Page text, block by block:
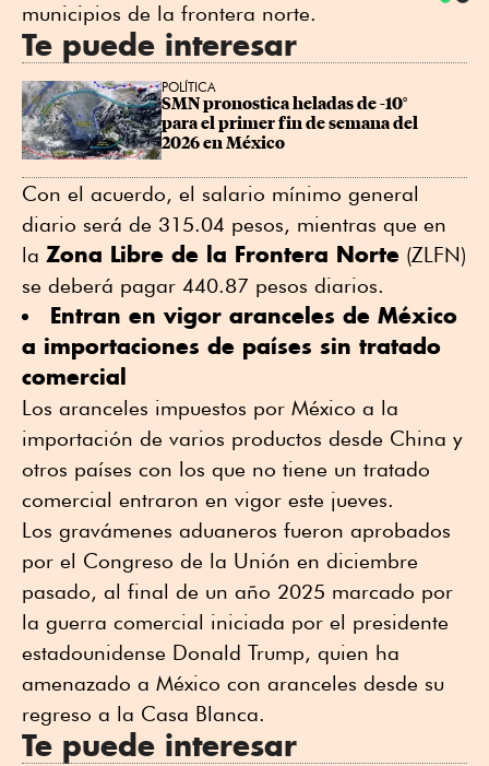
municipios de la frontera norte.
Te puede interesar
POLÍTICA
SMN pronostica heladas de -10°
para el primer fin de semana del
2026 en México
Con el acuerdo, el salario mínimo general
diario será de 315.04 pesos, mientras que en
la Zona Libre de la Frontera Norte (ZLFN)
se deberá pagar 440.87 pesos diarios.
Entran en vigor aranceles de México
a importaciones de países sin tratado
comercial
Los aranceles impuestos por México a la
importación de varios productos desde China y
otros países con los que no tiene un tratado
comercial entraron en vigor este jueves.
Los gravámenes aduaneros fueron aprobados
por el Congreso de la Unión en diciembre
pasado, al final de un año 2025 marcado por
la guerra comercial iniciada por el presidente
estadounidense Donald Trump, quien ha
amenazado a México con aranceles desde su
regreso a la Casa Blanca.
Te puede interesar